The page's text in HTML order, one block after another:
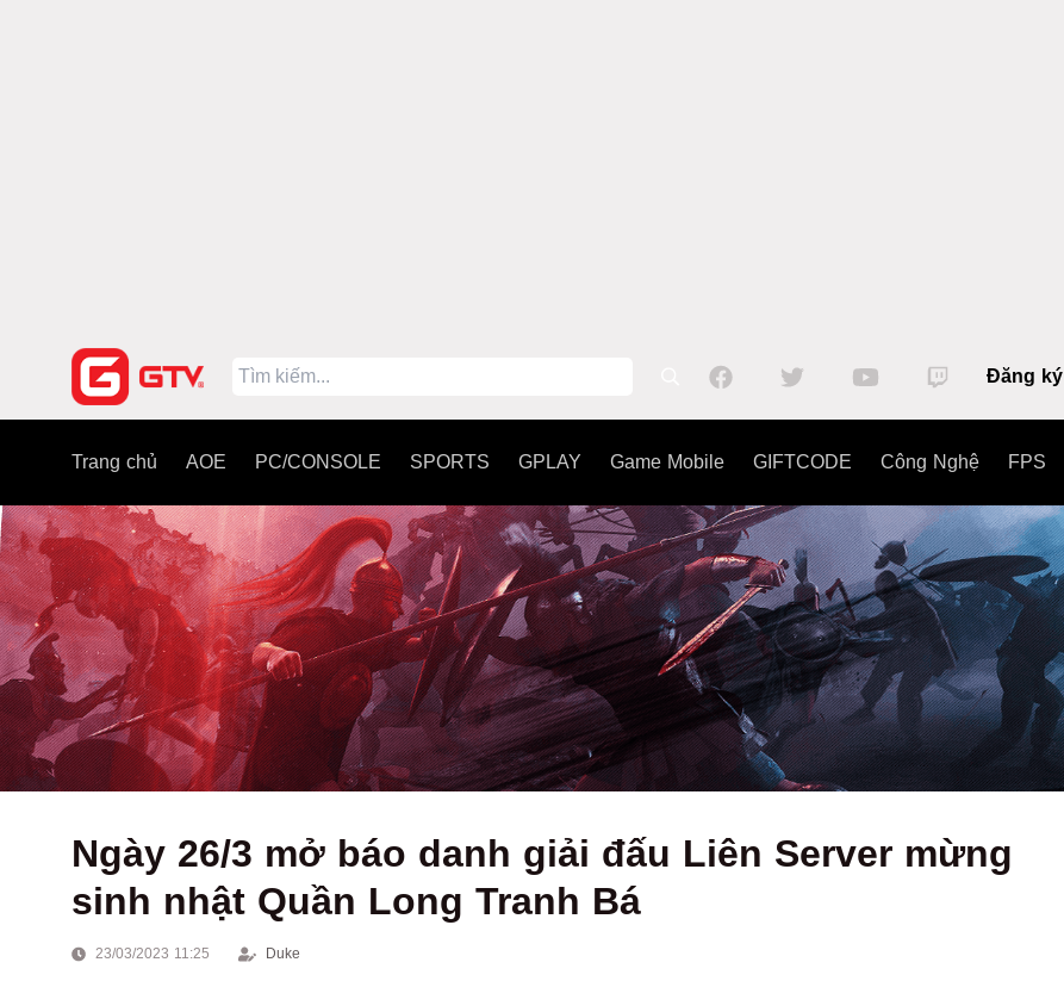
Đăng ký
Trang chủ AOE PC/CONSOLE SPORTS GPLAY Game Mobile GIFTCODE Công Nghệ FPS
Ngày 26/3 mở báo danh giải đấu Liên Server mừng
sinh nhật Quần Long Tranh Bá
23/03/2023 11:25 Duke